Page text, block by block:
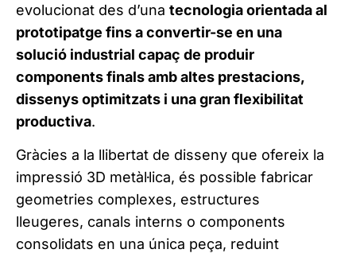
evolucionat des d’una tecnologia orientada al
prototipatge fins a convertir-se en una
solució industrial capaç de produir
components finals amb altes prestacions,
dissenys optimitzats i una gran flexibilitat
productiva.
Gràcies a la llibertat de disseny que ofereix la
impressió 3D metàl·lica, és possible fabricar
geometries complexes, estructures
lleugeres, canals interns o components
consolidats en una única peça, reduint